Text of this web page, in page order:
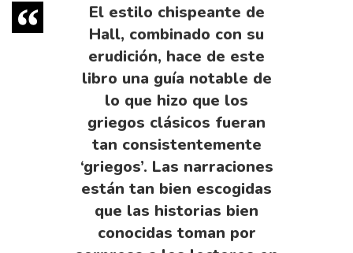
El estilo chispeante de
Hall, combinado con su
erudición, hace de este
libro una guía notable de
lo que hizo que los
griegos clásicos fueran
tan consistentemente
‘griegos’. Las narraciones
están tan bien escogidas
que las historias bien
conocidas toman por